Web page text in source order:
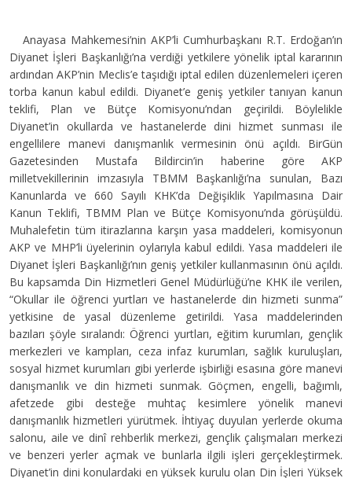
Anayasa Mahkemesi’nin AKP’li Cumhurbaşkanı R.T. Erdoğan’ın
Diyanet İşleri Başkanlığı’na verdiği yetkilere yönelik iptal kararının
ardından AKP’nin Meclis’e taşıdığı iptal edilen düzenlemeleri içeren
torba kanun kabul edildi. Diyanet’e geniş yetkiler tanıyan kanun
teklifi, Plan ve Bütçe Komisyonu’ndan geçirildi. Böylelikle
Diyanet’in okullarda ve hastanelerde dini hizmet sunması ile
engellilere manevi danışmanlık vermesinin önü açıldı. BirGün
Gazetesinden Mustafa Bildircin’in haberine göre AKP
milletvekillerinin imzasıyla TBMM Başkanlığı’na sunulan, Bazı
Kanunlarda ve 660 Sayılı KHK’da Değişiklik Yapılmasına Dair
Kanun Teklifi, TBMM Plan ve Bütçe Komisyonu’nda görüşüldü.
Muhalefetin tüm itirazlarına karşın yasa maddeleri, komisyonun
AKP ve MHP’li üyelerinin oylarıyla kabul edildi. Yasa maddeleri ile
Diyanet İşleri Başkanlığı’nın geniş yetkiler kullanmasının önü açıldı.
Bu kapsamda Din Hizmetleri Genel Müdürlüğü’ne KHK ile verilen,
“Okullar ile öğrenci yurtları ve hastanelerde din hizmeti sunma”
yetkisine de yasal düzenleme getirildi. Yasa maddelerinden
bazıları şöyle sıralandı: Öğrenci yurtları, eğitim kurumları, gençlik
merkezleri ve kampları, ceza infaz kurumları, sağlık kuruluşları,
sosyal hizmet kurumları gibi yerlerde işbirliği esasına göre manevi
danışmanlık ve din hizmeti sunmak. Göçmen, engelli, bağımlı,
afetzede gibi desteğe muhtaç kesimlere yönelik manevi
danışmanlık hizmetleri yürütmek. İhtiyaç duyulan yerlerde okuma
salonu, aile ve dinî rehberlik merkezi, gençlik çalışmaları merkezi
ve benzeri yerler açmak ve bunlarla ilgili işleri gerçekleştirmek.
Diyanet’in dini konulardaki en yüksek kurulu olan Din İşleri Yüksek